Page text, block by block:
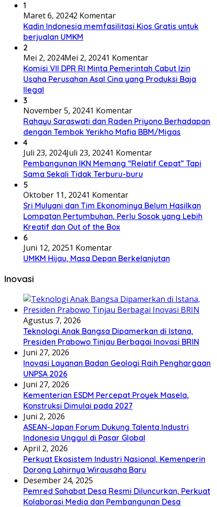
1
Maret 6, 20242 Komentar
Kadin Indonesia memfasilitasi Kios Gratis untuk
berjualan UMKM
2
Mei 2, 2024Mei 2, 20241 Komentar
Komisi VII DPR RI Minta Pemerintah Cabut Izin
Usaha Perusahan Asal Cina yang Produksi Baja
Ilegal
3
November 5, 20241 Komentar
Rahayu Saraswati dan Raden Priyono Berhadapan
dengan Tembok Yerikho Mafia BBM/Migas
4
Juli 23, 2024Juli 23, 20241 Komentar
Pembangunan IKN Memang “Relatif Cepat” Tapi
Sama Sekali Tidak Terburu-buru
5
Oktober 11, 20241 Komentar
Sri Mulyani dan Tim Ekonominya Belum Hasilkan
Lompatan Pertumbuhan, Perlu Sosok yang Lebih
Kreatif dan Out of the Box
6
Juni 12, 20251 Komentar
UMKM Hijau, Masa Depan Berkelanjutan
Inovasi
Agustus 7, 2026
Teknologi Anak Bangsa Dipamerkan di Istana,
Presiden Prabowo Tinjau Berbagai Inovasi BRIN
Juni 27, 2026
Inovasi Layanan Badan Geologi Raih Penghargaan
UNPSA 2026
Juni 27, 2026
Kementerian ESDM Percepat Proyek Masela,
Konstruksi Dimulai pada 2027
Juni 2, 2026
ASEAN-Japan Forum Dukung Talenta Industri
Indonesia Unggul di Pasar Global
April 2, 2026
Perkuat Ekosistem Industri Nasional, Kemenperin
Dorong Lahirnya Wirausaha Baru
Desember 24, 2025
Pemred Sahabat Desa Resmi Diluncurkan, Perkuat
Kolaborasi Media dan Pembangunan Desa